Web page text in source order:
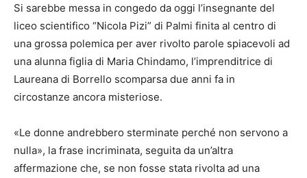
Si sarebbe messa in congedo da oggi l’insegnante del
liceo scientifico “Nicola Pizi” di Palmi finita al centro di
una grossa polemica per aver rivolto parole spiacevoli ad
una alunna figlia di Maria Chindamo, l’imprenditrice di
Laureana di Borrello scomparsa due anni fa in
circostanze ancora misteriose.
«Le donne andrebbero sterminate perché non servono a
nulla», la frase incriminata, seguita da un’altra
affermazione che, se non fosse stata rivolta ad una